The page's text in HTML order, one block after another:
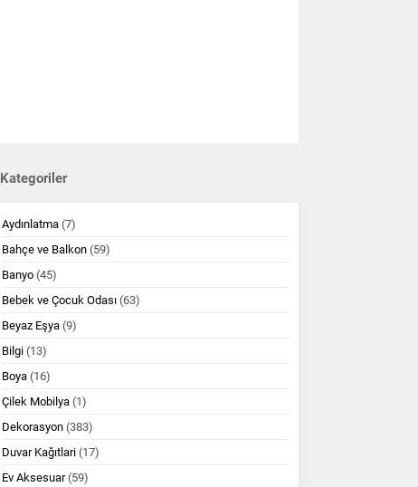
Kategoriler
Aydınlatma (7)
Bahçe ve Balkon (59)
Banyo (45)
Bebek ve Çocuk Odası (63)
Beyaz Eşya (9)
Bilgi (13)
Boya (16)
Çilek Mobilya (1)
Dekorasyon (383)
Duvar Kağıtlari (17)
Ev Aksesuar(59)